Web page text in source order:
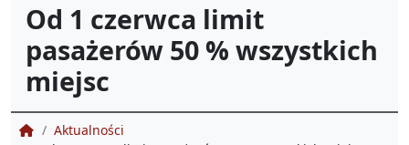
Od 1 czerwca limit
pasażerów 50 % wszystkich
miejsc
Portal Obsługi Pasażera
Aktualności